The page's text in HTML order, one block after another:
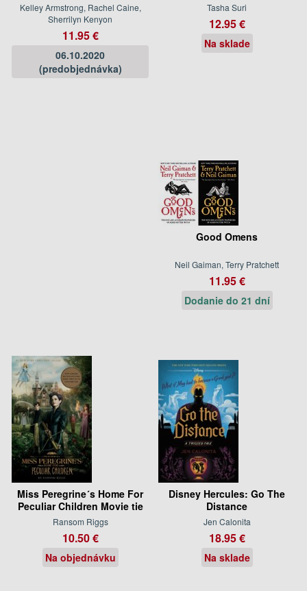
Kelley Armstrong, Rachel Caine,
Sherrilyn Kenyon
11.95 €
06.10.2020
(predobjednávka)
Tasha Suri
12.95 €
Na sklade
Good Omens
Neil Gaiman, Terry Pratchett
11.95 €
Dodanie do 21 dní
Miss Peregrine´s Home For
Peculiar Children Movie tie
Ransom Riggs
10.50 €
Na objednávku
Disney Hercules: Go The
Distance
Jen Calonita
18.95 €
Na sklade